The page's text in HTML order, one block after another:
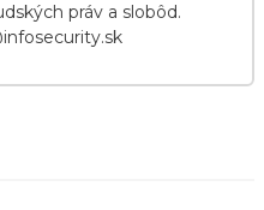
práv a slobôd.